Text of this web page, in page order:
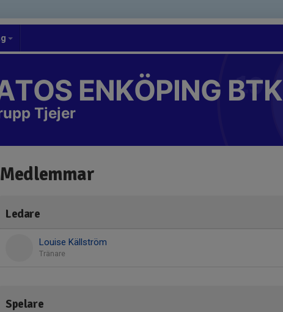
ENKÖPING BTK
Tjejer
Medlemmar
Ledare
Louise Källström
Tränare
Spelare